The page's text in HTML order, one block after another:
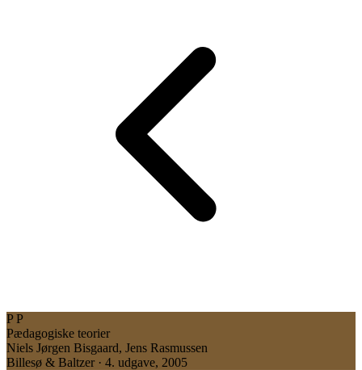
P P
Pædagogiske teorier
Niels Jørgen Bisgaard, Jens Rasmussen
Billesø & Baltzer · 4. udgave, 2005